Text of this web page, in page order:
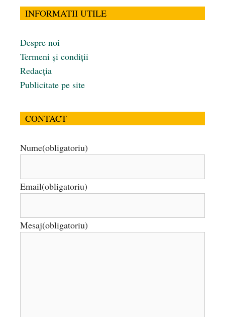
INFORMATII UTILE
Despre noi
Termeni și condiții
Redacția
Publicitate pe site
CONTACT
Nume(obligatoriu)
Email(obligatoriu)
Mesaj(obligatoriu)